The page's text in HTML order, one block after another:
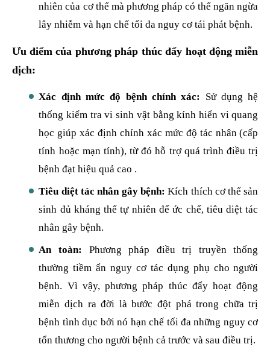
nhiên của cơ thể mà phương pháp có thể ngăn ngừa
lây nhiễm và hạn chế tối đa nguy cơ tái phát bệnh.
Ưu điểm của phương pháp thúc đẩy hoạt động miễn
dịch:
Xác định mức độ bệnh chính xác: Sử dụng hệ
thống kiểm tra vi sinh vật bằng kính hiển vi quang
học giúp xác định chính xác mức độ tác nhân (cấp
tính hoặc mạn tính), từ đó hỗ trợ quá trình điều trị
bệnh đạt hiệu quả cao .
Tiêu diệt tác nhân gây bệnh: Kích thích cơ thể sản
sinh đủ kháng thể tự nhiên để ức chế, tiêu diệt tác
nhân gây bệnh.
An toàn: Phương pháp điều trị truyền thống
thường tiềm ẩn nguy cơ tác dụng phụ cho người
bệnh. Vì vậy, phương pháp thúc đẩy hoạt động
miễn dịch ra đời là bước đột phá trong chữa trị
bệnh tình dục bởi nó hạn chế tối đa những nguy cơ
tổn thương cho người bệnh cả trước và sau điều trị.